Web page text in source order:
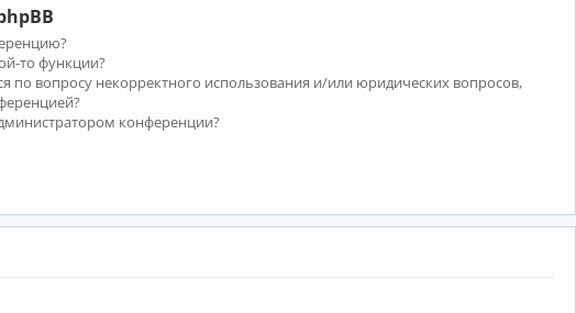
то функции?
по вопросу некорректного использования и/или юридических вопросов,
конференции?